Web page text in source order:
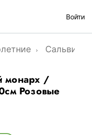
Войти
Сальвия
монарх /
Розовые